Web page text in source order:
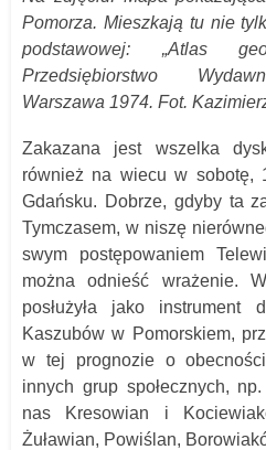
Pomorza. Mieszkają tu nie
podstawowej: „Atlas
Przedsiębiorstwo
Warszawa 1974. Fot.
Zakazana jest wszelka
również na wiecu w sobotę,
Gdańsku. Dobrze, gdyby ta
Tymczasem, w niszę
swym postępowaniem
można odnieść wrażenie.
posłużyła jako instrument
Kaszubów w Pomorskiem,
w tej prognozie o
innych grup społecznych,
nas Kresowian i
Żuławian, Powiślan,